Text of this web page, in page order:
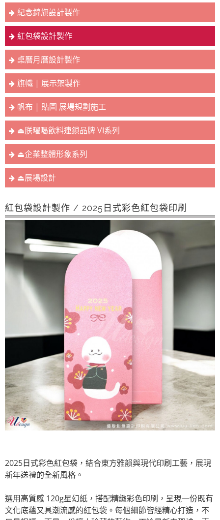
紀念錦旗設計製作
紅包袋設計製作
桌曆月曆設計製作
旗幟 | 展示架製作
帆布 | 貼圖 展場規劃施工
⏏︎朕曜喝飲料連鎖品牌 VI系列
⏏︎企業整體形象系列
⏏︎展場設計
紅包袋設計製作 / 2025日式彩色紅包袋印刷
2025日式彩色紅包袋，結合東方雅韻與現代印刷工藝，展現
新年送禮的全新風格。
選用高質感 120g星幻紙，搭配精緻彩色印刷，呈現一份既有
文化底蘊又具潮流感的紅包袋。每個細節皆經精心打造，不